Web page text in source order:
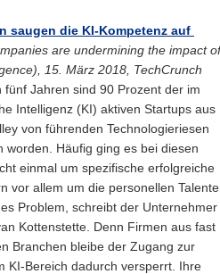
saugen die KI-Kompetenz auf
are undermining the impact of
15. März 2018, TechCrunch
fünf Jahren sind 90 Prozent der im
Intelligenz (KI) aktiven Startups aus
von führenden Technologieriesen
worden. Häufig ging es bei diesen
einmal um spezifische erfolgreiche
vor allem um die personellen
Problem, schreibt der Unternehmer
Kottenstette. Denn Firmen aus fast
Branchen bleibe der Zugang zur
KI-Bereich dadurch versperrt. Ihre